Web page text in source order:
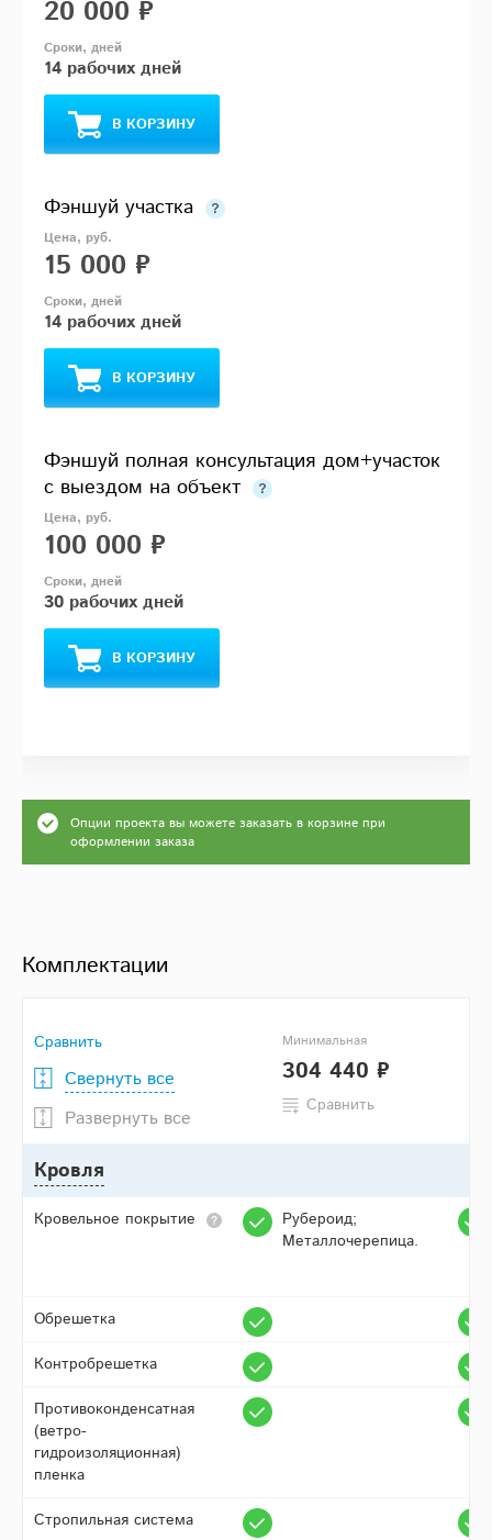
20 000 ₽
14 рабочих дней
В КОРЗИНУ
Фэншуй участка
15 000 ₽
14 рабочих дней
В КОРЗИНУ
Фэншуй полная консультация дом+участок
с выездом на объект
100 000 ₽
30 рабочих дней
В КОРЗИНУ
Опции проекта вы можете заказать в корзине при
оформлении заказа
Комплектации
Сравнить
Свернуть все
Развернуть все
Минимальная
304 440 ₽
Сравнить
Кровля
Кровельное покрытие
Рубероид;
Металлочерепица.
Обрешетка
Контробрешетка
Противоконденсатная
(ветро-
гидроизоляционная)
пленка
Стропильная система